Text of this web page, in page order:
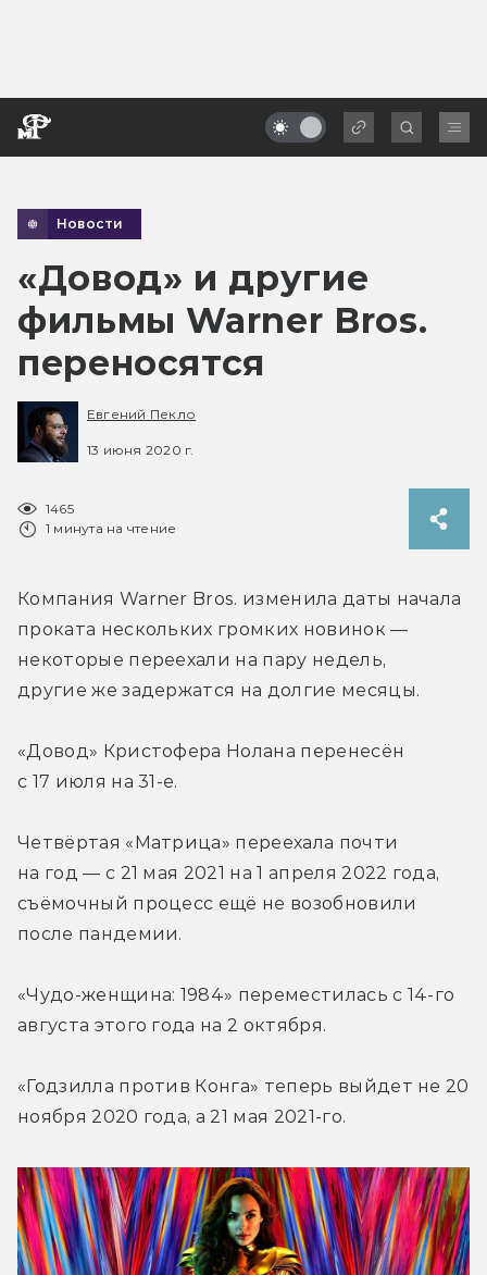
Новости
«Довод» и другие
фильмы Warner Bros.
переносятся
Евгений Пекло
13 июня 2020 г.
1465
1 минута на чтение
Компания Warner Bros. изменила даты начала
проката нескольких громких новинок —
некоторые переехали на пару недель,
другие же задержатся на долгие месяцы.
«Довод» Кристофера Нолана перенесён
с 17 июля на 31-е.
Четвёртая «Матрица» переехала почти
на год — с 21 мая 2021 на 1 апреля 2022 года,
съёмочный процесс ещё не возобновили
после пандемии.
«Чудо-женщина: 1984» переместилась с 14-го
августа этого года на 2 октября.
«Годзилла против Конга» теперь выйдет не 20
ноября 2020 года, а 21 мая 2021-го.